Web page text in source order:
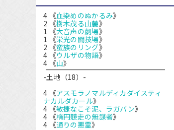
4 《血染めのぬかるみ》
2 《樹木茂る山麓》
1 《大音声の劇場》
1 《栄光の闘技場》
2 《蛮族のリング》
4 《ウルザの物語》
4 《山》
-土地（18）-
4 《アスモラノマルディカダイスティ
ナカルダカール》
4 《敏捷なこそ泥、ラガバン》
4 《楕円競走の無謀者》
4 《通りの悪霊》